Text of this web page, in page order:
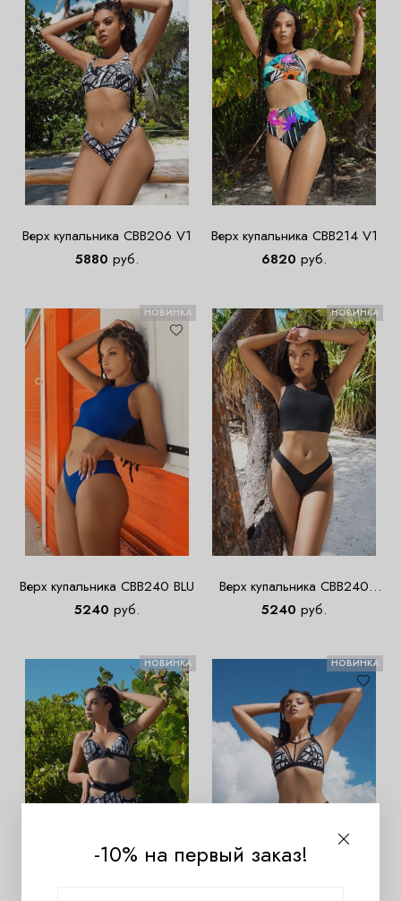
Верх купальника CBB206 V1
5880 руб.
Верх купальника CBB214 V1
6820 руб.
НОВИНКА
Верх купальника CBB240 BLU
5240 руб.
НОВИНКА
Верх купальника CBB240
NEG
5240 руб.
НОВИНКА НОВИНКА
-10% на первый заказ!